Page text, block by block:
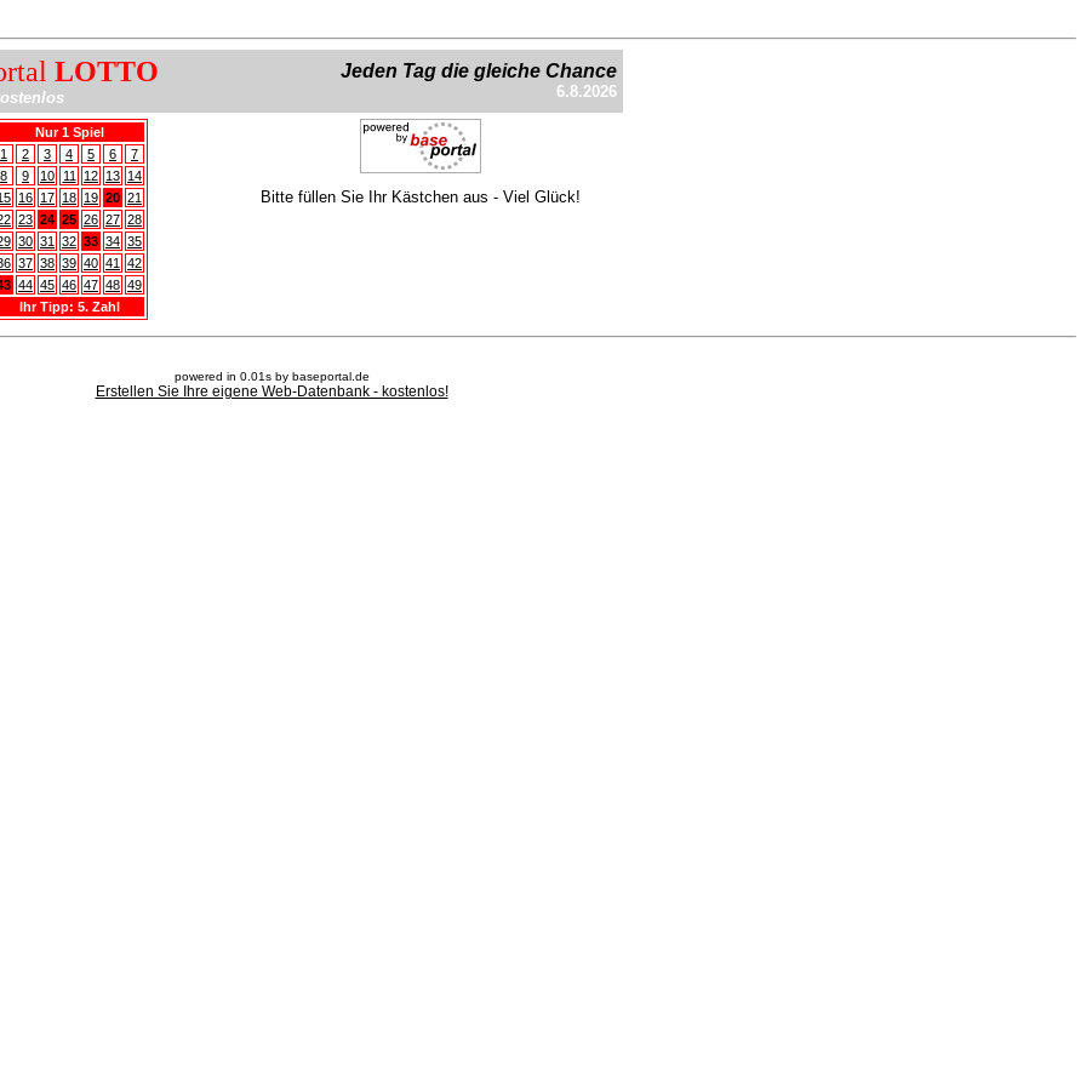
LOTTO Jeden Tag die gleiche Chance
6.8.2026
Nur 1 Spiel
1
2 3 4 5 6
7
8
9 10 11 12 13 14
16 17 18 19 20 21
23 24 25 26 27 28
30 31 32 33 34 35
37 38 39 40 41
42
44 45 46 47 48 49
Ihr Tipp: 5. Zahl
Bitte füllen Sie Ihr Kästchen aus - Viel Glück!
powered in 0.01s by baseportal.de
Erstellen Sie Ihre eigene Web-Datenbank - kostenlos!